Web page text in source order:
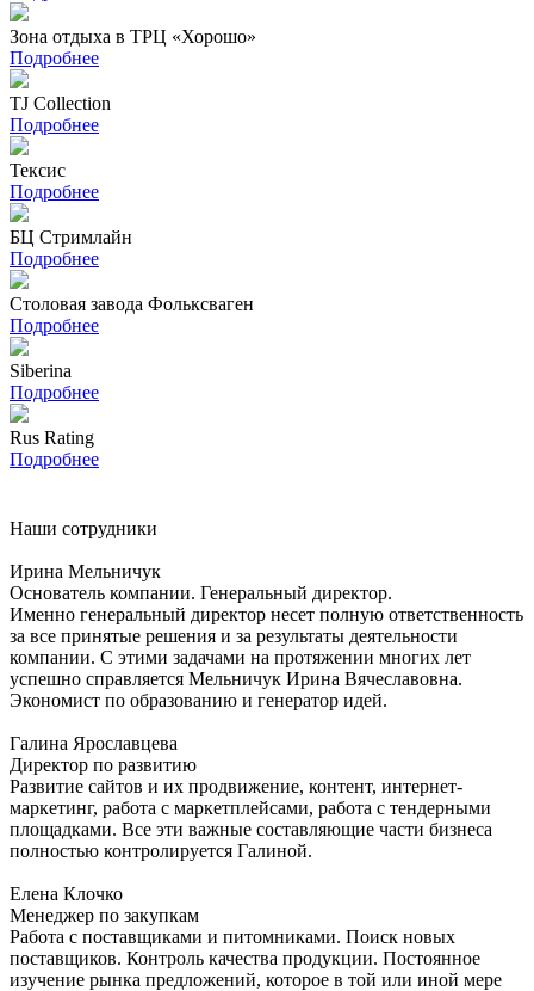
Зона отдыха в ТРЦ «Хорошо»
Подробнее
TJ Collection
Подробнее
Тексис
Подробнее
БЦ Стримлайн
Подробнее
Столовая завода Фольксваген
Подробнее
Siberina
Подробнее
Rus Rating
Подробнее
Наши сотрудники
Ирина Мельничук
Основатель компании. Генеральный директор.
Именно генеральный директор несет полную ответственность
за все принятые решения и за результаты деятельности
компании. С этими задачами на протяжении многих лет
успешно справляется Мельничук Ирина Вячеславовна.
Экономист по образованию и генератор идей.
Галина Ярославцева
Директор по развитию
Развитие сайтов и их продвижение, контент, интернет-
маркетинг, работа с маркетплейсами, работа с тендерными
площадками. Все эти важные составляющие части бизнеса
полностью контролируется Галиной.
Елена Клочко
Менеджер по закупкам
Работа с поставщиками и питомниками. Поиск новых
поставщиков. Контроль качества продукции. Постоянное
изучение рынка предложений, которое в той или иной мере